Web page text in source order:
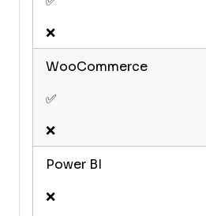
❌
WooCommerce
✅
❌
Power BI
❌